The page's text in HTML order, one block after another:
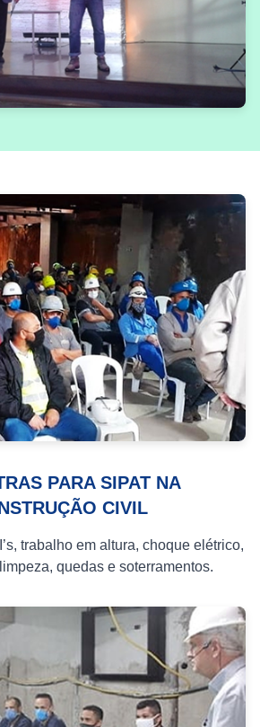
PARA SIPAT NA
CIVIL
trabalho em altura, choque elétrico,
quedas e soterramentos.